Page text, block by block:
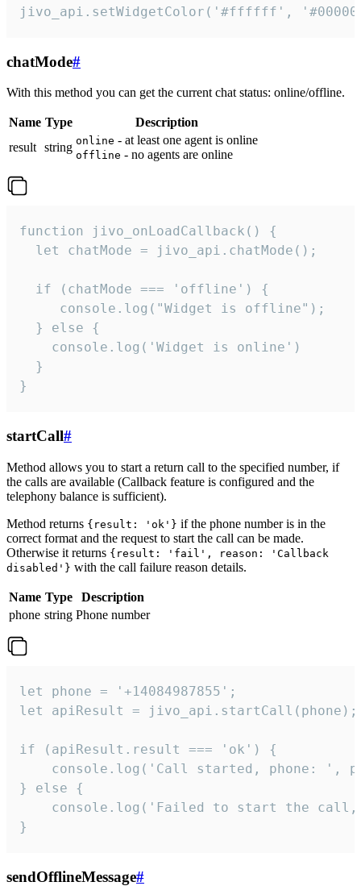
jivo_api.setWidgetColor('#ffffff',
chatMode#
With this method you can get the current chat status: online/offline.
Name Type
Description
result string online - at least one agent is online
offline - no agents are online
function jivo_onLoadCallback() {
  let chatMode = jivo_api.chatMode();
  if (chatMode === 'offline') {
     console.log("Widget is offline");
  } else {
    console.log('Widget is online')
  }
}
startCall#
Method allows you to start a return call to the specified number, if
the calls are available (Callback feature is configured and the
telephony balance is sufficient).
Method returns {result: 'ok'} if the phone number is in the
correct format and the request to start the call can be made.
Otherwise it returns {result: 'fail', reason: 'Callback
disabled'} with the call failure reason details.
Name Type
Description
phone string Phone number
let phone = '+14084987855';
let apiResult = jivo_api.startCall(phone);
if (apiResult.result === 'ok') {
console.log('Call started, phone: ',
} else {
console.log('Failed to start the
}
sendOfflineMessage#